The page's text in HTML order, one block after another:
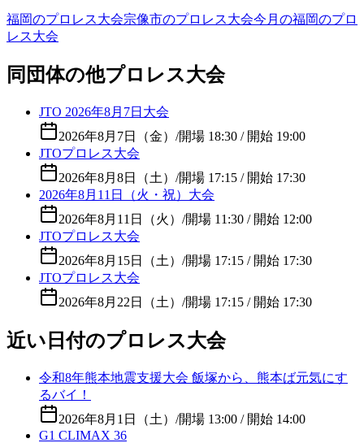
福岡のプロレス大会宗像市のプロレス大会今月の福岡のプロ
レス大会
同団体の他プロレス大会
JTO 2026年8月7日大会
2026年8月7日（金） /開場 18:30 / 開始 19:00
JTOプロレス大会
2026年8月8日（土） /開場 17:15 / 開始 17:30
2026年8月11日（火・祝）大会
2026年8月11日（火） /開場 11:30 / 開始 12:00
JTOプロレス大会
2026年8月15日（土） /開場 17:15 / 開始 17:30
JTOプロレス大会
2026年8月22日（土） /開場 17:15 / 開始 17:30
近い日付のプロレス大会
令和8年熊本地震支援大会 飯塚から、熊本ば元気にす
るバイ！
2026年8月1日（土） /開場 13:00 / 開始 14:00
G1 CLIMAX 36